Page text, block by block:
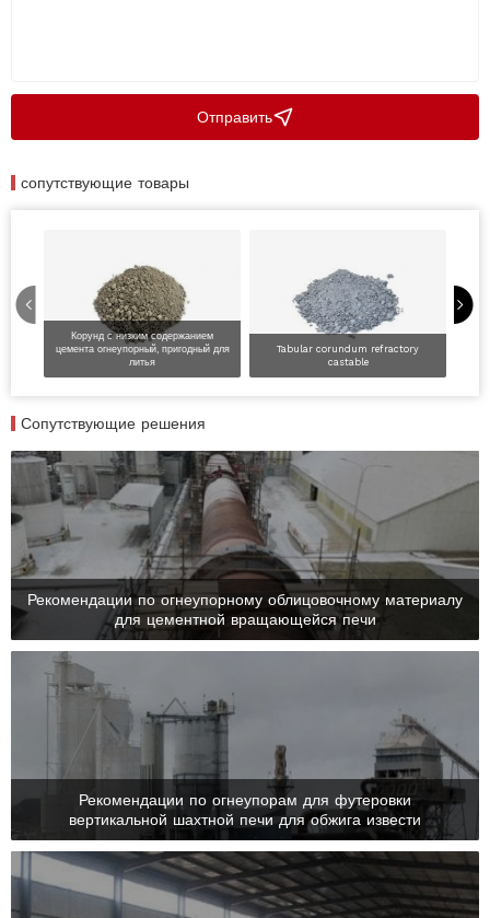
Отправить
сопутствующие товары
Корунд с низким содержанием
цемента огнеупорный, пригодный для
литья
Tabular corundum refractory
castable
Сопутствующие решения
Рекомендации по огнеупорному облицовочному материалу
для цементной вращающейся печи
Рекомендации по огнеупорам для футеровки
вертикальной шахтной печи для обжига извести
